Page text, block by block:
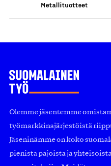
Metallituotteet
Olemme jäsentemme
työmarkkinajärjestöistä
Jäseninämme on koko
pienistä pajoista ja